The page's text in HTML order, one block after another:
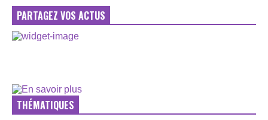
PARTAGEZ VOS ACTUS
THÉMATIQUES